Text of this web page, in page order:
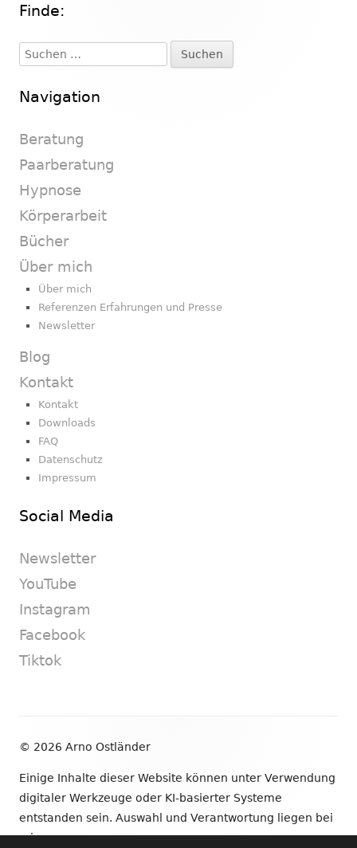
Haupt-
Seitenleiste
Finde:
Suchen
nach:
Navigation
Beratung
Paarberatung
Hypnose
Körperarbeit
Bücher
Über mich
Über mich
Referenzen Erfahrungen und Presse
Newsletter
Blog
Kontakt
Kontakt
Downloads
FAQ
Datenschutz
Impressum
Social Media
Newsletter
YouTube
Instagram
Facebook
Tiktok
© 2026 Arno Ostländer
Einige Inhalte dieser Website können unter Verwendung
digitaler Werkzeuge oder KI-basierter Systeme
entstanden sein. Auswahl und Verantwortung liegen bei
mir.